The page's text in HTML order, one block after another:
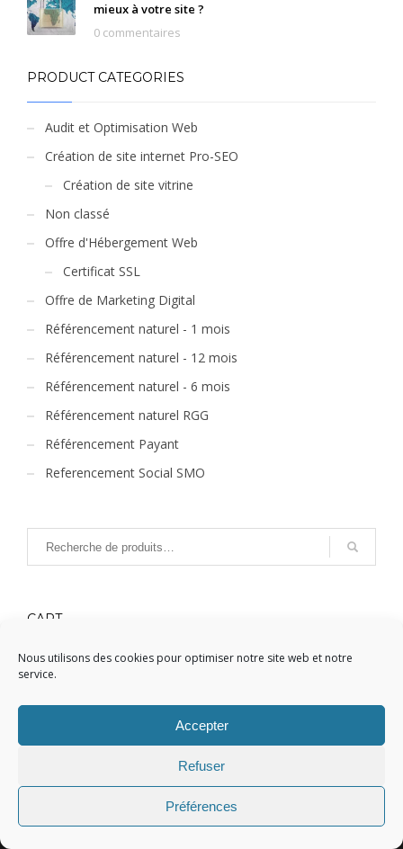
Nous utilisons des cookies pour optimiser notre site web et notre
service.
Accepter
Refuser
Préférences
mieux à votre site ?
0 commentaires
PRODUCT CATEGORIES
Audit et Optimisation Web
Création de site internet Pro-SEO
Création de site vitrine
Non classé
Offre d'Hébergement Web
Certificat SSL
Offre de Marketing Digital
Référencement naturel - 1 mois
Référencement naturel - 12 mois
Référencement naturel - 6 mois
Référencement naturel RGG
Référencement Payant
Referencement Social SMO
CART
Votre panier est vide.
REFERENCEMENT GOOGLE,
Votre partenaire de
référencement web !